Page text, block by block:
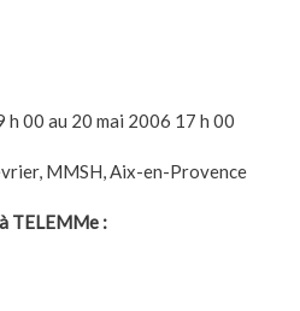
h 00 au 20 mai 2006 17 h 00
MMSH, Aix-en-Provence
TELEMMe :